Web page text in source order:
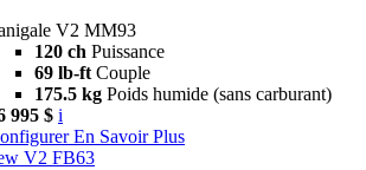
V2 MM93
120 ch Puissance
69 lb-ft Couple
175.5 kg Poids humide (sans carburant)
995 $ i
En Savoir Plus
V2 FB63